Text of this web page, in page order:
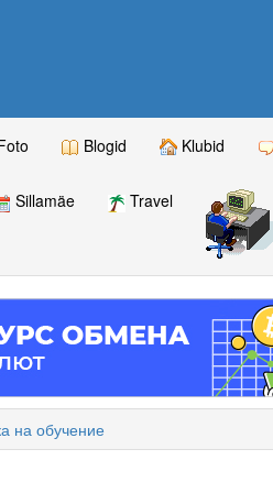
Blogid Klubid
Sillamäe
Travel
на обучение